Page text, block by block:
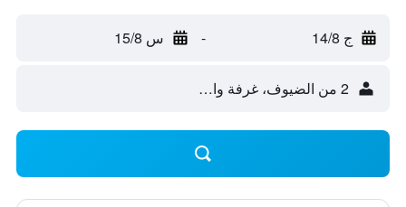
ج 14/8 - س 15/8
2 من الضيوف، غرفة واحدة